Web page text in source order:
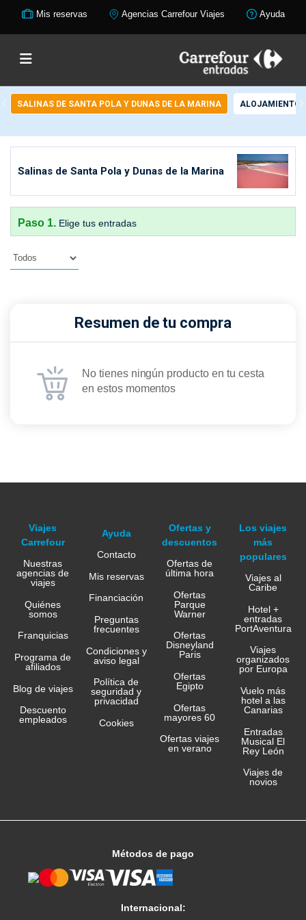
Mis reservas Agencias Carrefour Viajes Ayuda
SALINAS DE SANTA POLA Y DUNAS DE LA MARINA ALOJAMIENTO
Salinas de Santa Pola y Dunas de la Marina
Paso 1. Elige tus entradas
Resumen de tu compra
No tienes ningún producto en tu cesta
en estos momentos
Viajes
Carrefour
Nuestras
agencias de
viajes
Quiénes
somos
Franquicias
Programa de
afiliados
Blog de viajes
Descuento
empleados
Ayuda
Contacto
Mis reservas
Financiación
Preguntas
frecuentes
Condiciones y
aviso legal
Política de
seguridad y
privacidad
Cookies
Ofertas y
descuentos
Ofertas de
última hora
Ofertas
Parque
Warner
Ofertas
Disneyland
Paris
Ofertas
Egipto
Ofertas
mayores 60
Ofertas viajes
en verano
Los viajes
más
populares
Viajes al
Caribe
Hotel +
entradas
PortAventura
Viajes
organizados
por Europa
Vuelo más
hotel a las
Canarias
Entradas
Musical El
Rey León
Viajes de
novios
Métodos de pago
Internacional: